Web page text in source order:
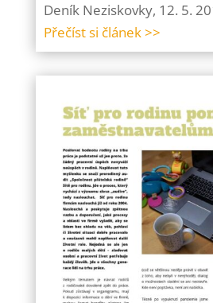
Deník Neziskovky, 12. 5.
Přečíst si článek >>